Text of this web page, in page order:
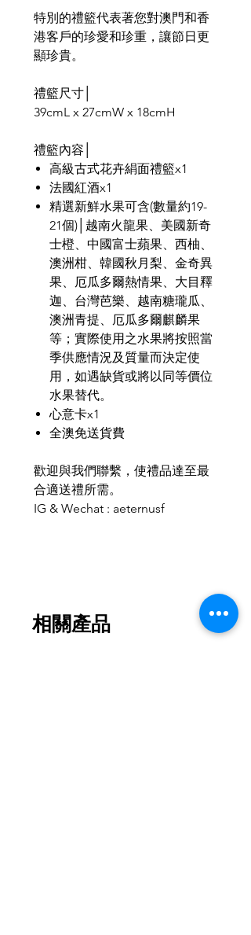
特別的禮籃代表著您對澳門和香
港客戶的珍愛和珍重，讓節日更
顯珍貴。
禮籃尺寸│
39cmL x 27cmW x 18cmH
禮籃內容│
高級古式花卉絹面禮籃x1
法國紅酒x1
精選新鮮水果可含(數量約19-
21個)│越南火龍果、美國新奇
士橙、中國富士蘋果、西柚、
澳洲柑、韓國秋月梨、金奇異
果、厄瓜多爾熱情果、大目釋
迦、台灣芭樂、越南糖瓏瓜、
澳洲青提、厄瓜多爾麒麟果
等；實際使用之水果將按照當
季供應情況及質量而決定使
用，如遇缺貨或將以同等價位
水果替代。
心意卡x1
全澳免送貨費
歡迎與我們聯繫，使禮品達至最
合適送禮所需。
IG & Wechat : aeternusf
相關產品